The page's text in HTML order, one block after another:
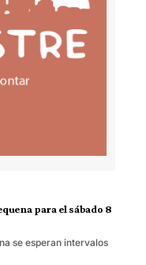
para el sábado 8
se esperan intervalos